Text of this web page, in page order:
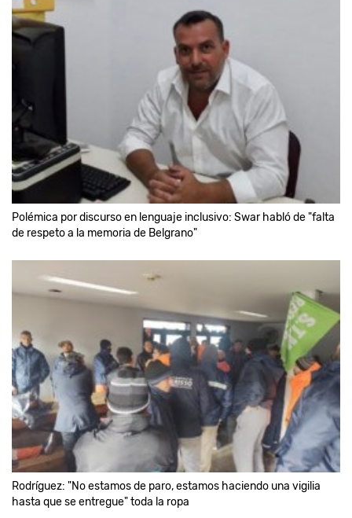
Polémica por discurso en lenguaje inclusivo: Swar habló de "falta
de respeto a la memoria de Belgrano"
Rodríguez: "No estamos de paro, estamos haciendo una vigilia
hasta que se entregue" toda la ropa